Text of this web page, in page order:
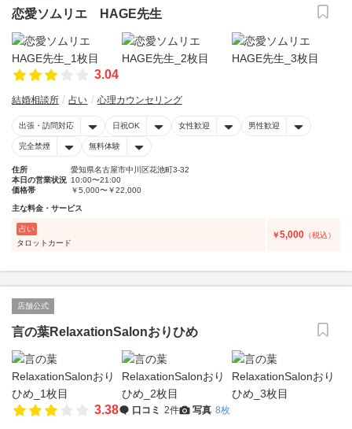
恋愛ソムリエ HAGE先生
3.04
結婚相談所 占い 心理カウンセリング
出張・訪問対応 日祝OK 女性歓迎 男性歓迎
完全禁煙 無料体験
住所
愛知県名古屋市中川区花池町3‐32
本日の営業状況 10:00〜21:00
価格帯
￥5,000〜￥22,000
主な料金・サービス
占い
タロットカード
￥5,000 （税込）
店舗公式
言の葉RelaxationSalonおりひめ
3.38 口コミ 2件 写真 8枚